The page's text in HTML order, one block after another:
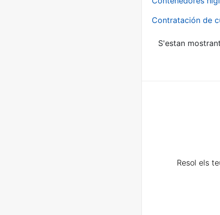
Contratación de
S'estan
Resol els